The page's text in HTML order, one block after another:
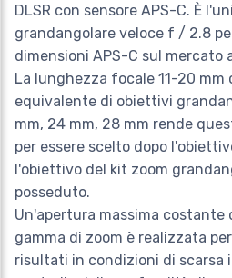
DLSR con sensore APS-C. È
grandangolare veloce f / 2.8
dimensioni APS-C sul mercato
La lunghezza focale 11-20 mm
equivalente di obiettivi
mm, 24 mm, 28 mm rende
per essere scelto dopo
l'obiettivo del kit zoom
posseduto.
Un'apertura massima
gamma di zoom è realizzata
risultati in condizioni di scarsa